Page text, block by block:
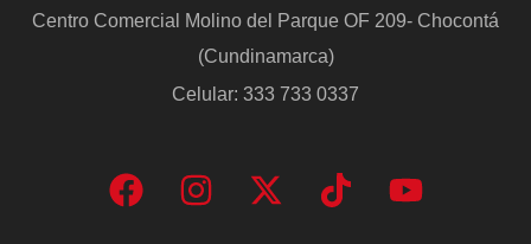
Centro Comercial Molino del Parque OF 209- Chocontá
(Cundinamarca)
Celular: 333 733 0337